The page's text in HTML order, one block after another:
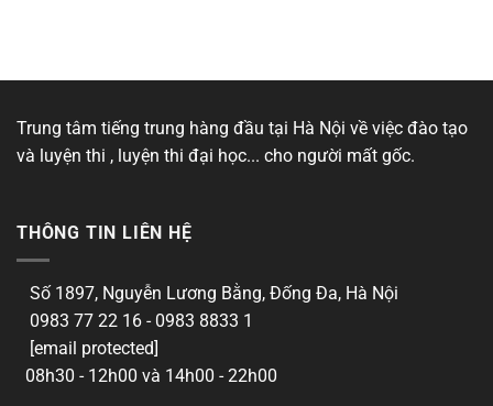
Trung tâm tiếng trung hàng đầu tại Hà Nội về việc đào tạo
và luyện thi , luyện thi đại học... cho người mất gốc.
THÔNG TIN LIÊN HỆ
Số 1897, Nguyễn Lương Bằng, Đống Đa, Hà Nội
0983 77 22 16 - 0983 8833 1
[email protected]
08h30 - 12h00 và 14h00 - 22h00